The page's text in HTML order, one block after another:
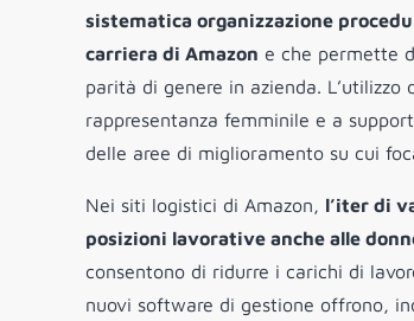
sistematica organizzazione
carriera di Amazon e che permette
parità di genere in azienda.
rappresentanza femminile e a
delle aree di miglioramento su cui
Nei siti logistici di Amazon, l’iter di
posizioni lavorative anche alle
consentono di ridurre i carichi di
nuovi software di gestione offrono,